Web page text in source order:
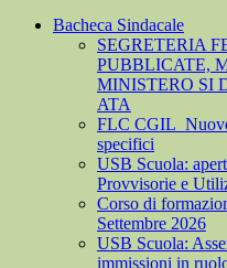
Bacheca Sindacale
SEGRETERIA
PUBBLICATE,
MINISTERO SI
ATA
FLC
specifici
USB Scuola:
Provvisorie e
Corso di
Settembre 2026
USB Scuola:
immissioni in